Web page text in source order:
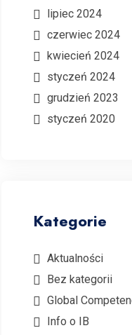
lipiec 2024
czerwiec 2024
kwiecień 2024
styczeń 2024
grudzień 2023
styczeń 2020
Kategorie
Aktualności
Bez kategorii
Global
Info o IB